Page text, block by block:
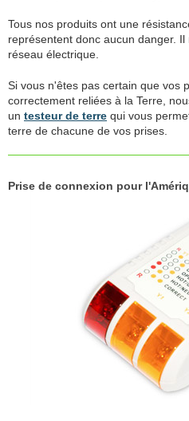
Tous nos produits ont une
représentent donc aucun danger.
réseau électrique.
Si vous n'êtes pas certain que vos
correctement reliées à la Terre,
un testeur de terre qui vous
terre de chacune de vos prises.
Prise de connexion pour